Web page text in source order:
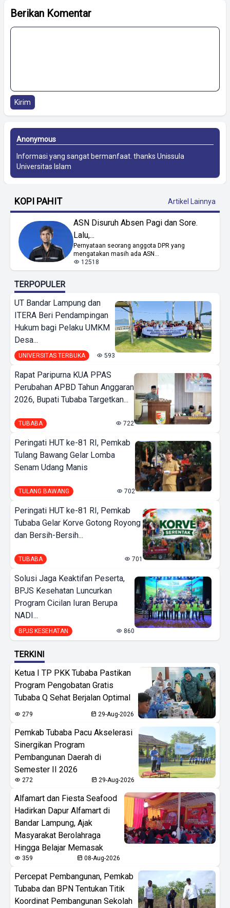
Berikan Komentar
Kirim
Anonymous
Informasi yang sangat bermanfaat. thanks Unissula
Universitas Islam
KOPI PAHIT Artikel Lainnya
ASN Disuruh Absen Pagi dan Sore.
Lalu,...
Pernyataan seorang anggota DPR yang
mengatakan masih ada ASN...
12518
TERPOPULER
UT Bandar Lampung dan
ITERA Beri Pendampingan
Hukum bagi Pelaku UMKM
Desa...
UNIVERSITAS TERBUKA 593
Rapat Paripurna KUA PPAS
Perubahan APBD Tahun Anggaran
2026, Bupati Tubaba Targetkan...
TUBABA 722
Peringati HUT ke-81 RI, Pemkab
Tulang Bawang Gelar Lomba
Senam Udang Manis
TULANG BAWANG 702
Peringati HUT ke-81 RI, Pemkab
Tubaba Gelar Korve Gotong Royong
dan Bersih-Bersih...
TUBABA 701
Solusi Jaga Keaktifan Peserta,
BPJS Kesehatan Luncurkan
Program Cicilan Iuran Berupa
NADI...
BPJS KESEHATAN 860
TERKINI
Ketua I TP PKK Tubaba Pastikan
Program Pengobatan Gratis
Tubaba Q Sehat Berjalan Optimal
279 29-Aug-2026
Pemkab Tubaba Pacu Akselerasi
Sinergikan Program
Pembangunan Daerah di
Semester II 2026
272 29-Aug-2026
Alfamart dan Fiesta Seafood
Hadirkan Dapur Alfamart di
Bandar Lampung, Ajak
Masyarakat Berolahraga
Hingga Belajar Memasak
359 08-Aug-2026
Percepat Pembangunan, Pemkab
Tubaba dan BPN Tentukan Titik
Koordinat Pembangunan Sekolah